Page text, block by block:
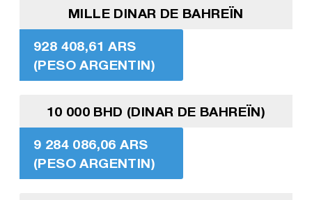
MILLE DINAR DE BAHREÏN
928 408,61 ARS
(PESO ARGENTIN)
10 000 BHD (DINAR DE BAHREÏN)
9 284 086,06 ARS
(PESO ARGENTIN)